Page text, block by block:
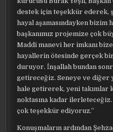
destek için teşekkür ederek,
hayal aşamasındayken bizim
başkanımız projemize çok
Maddi manevi her imkanı
hayallerin ötesinde gerçek
duruyor. İnşallah bundan
getireceğiz. Seneye ve diğer
hale getirerek, yeni takımlar
noktasına kadar ilerleteceğiz.
çok teşekkür ediyoruz.”
Konuşmaların ardından